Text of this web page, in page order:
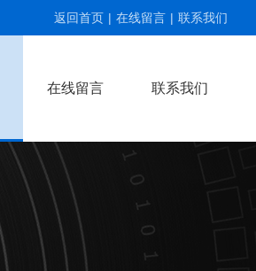
返回首页 | 在线留言 | 联系我们
在线留言 联系我们